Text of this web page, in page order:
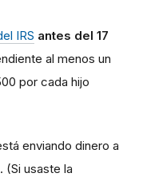
IRS antes del 17
al menos un
por cada hijo
enviando dinero a
(Si usaste la